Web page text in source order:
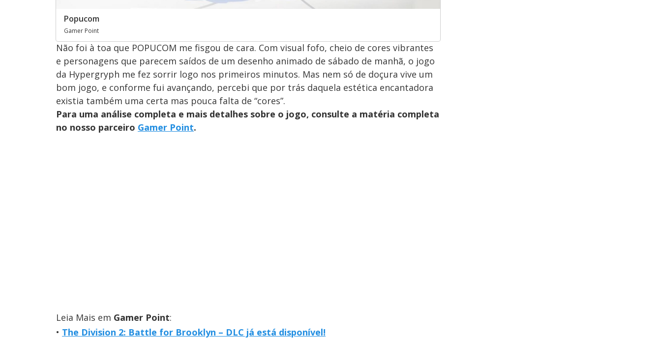
Popucom
Gamer Point
Não foi à toa que POPUCOM me fisgou de cara. Com visual fofo, cheio de cores vibrantes
e personagens que parecem saídos de um desenho animado de sábado de manhã, o jogo
da Hypergryph me fez sorrir logo nos primeiros minutos. Mas nem só de doçura vive um
bom jogo, e conforme fui avançando, percebi que por trás daquela estética encantadora
existia também uma certa mas pouca falta de “cores”.
Para uma análise completa e mais detalhes sobre o jogo, consulte a matéria completa
no nosso parceiro Gamer Point.
Leia Mais em Gamer Point:
The Division 2: Battle for Brooklyn – DLC já está disponível!